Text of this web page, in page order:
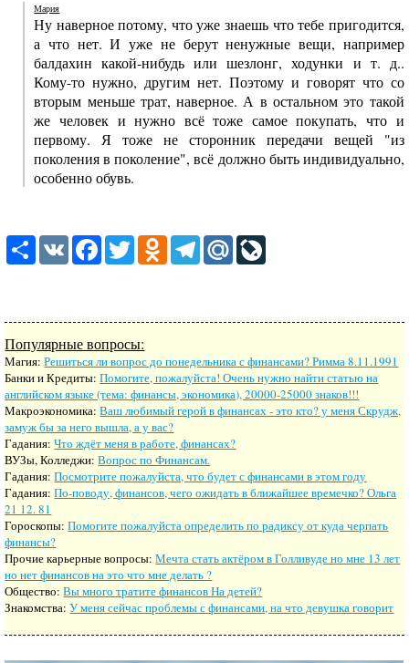
Мария
Ну наверное потому, что уже знаешь что тебе пригодится,
а что нет. И уже не берут ненужные вещи, например
балдахин какой-нибудь или шезлонг, ходунки и т. д..
Кому-то нужно, другим нет. Поэтому и говорят что со
вторым меньше трат, наверное. А в остальном это такой
же человек и нужно всё тоже самое покупать, что и
первому. Я тоже не сторонник передачи вещей "из
поколения в поколение", всё должно быть индивидуально,
особенно обувь.
ShareVK FacebookTwitterOdnoklassniki
TelegramMail.Ru
Популярные вопросы:
Магия:Решиться ли вопрос до понедельника с финансами? Римма 8.11.1991
Банки и Кредиты:Помогите, пожалуйста! Очень нужно найти статью на
английском языке (тема: финансы, экономика), 20000-25000 знаков!!!
Макроэкономика:Ваш любимый герой в финансах - это кто? у меня Скрудж,
замуж бы за него вышла, а у вас?
Гадания:Что ждёт меня в работе, финансах?
ВУЗы, Колледжи:Вопрос по Финансам.
Гадания:Посмотрите пожалуйста, что будет с финансами в этом году
Гадания:По-поводу, финансов, чего ожидать в ближайшее времечко? Ольга
21 12. 81
Гороскопы:Помогите пожалуйста определить по радиксу от куда черпать
финансы?
Прочие карьерные вопросы:Мечта стать актёром в Голливуде но мне 13 лет
но нет финансов на это что мне делать ?
Общество:Вы много тратите финансов На детей?
Знакомства:У меня сейчас проблемы с финансами, на что девушка говорит